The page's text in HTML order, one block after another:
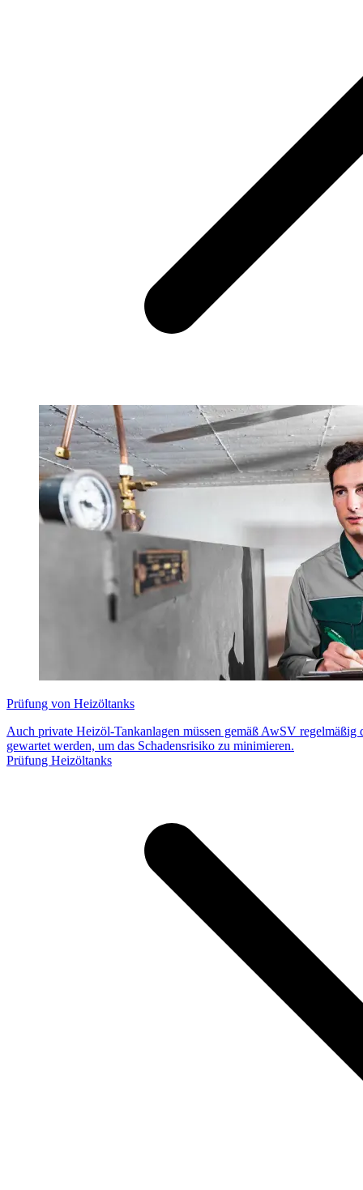
Prüfung von Heizöltanks
Auch private Heizöl-Tankanlagen müssen gemäß AwSV regelmäßig
gewartet werden, um das Schadensrisiko zu minimieren.
Prüfung Heizöltanks